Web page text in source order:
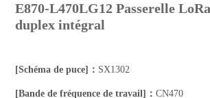
E870-L470LG12 Passerelle
duplex intégral
[Schéma de puce]： SX1302
[Bande de fréquence de travail]：CN470